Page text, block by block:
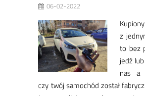
06-02-2022
z
to bez
jedź
nas a
czy twój sa­mo­chód zo­stał